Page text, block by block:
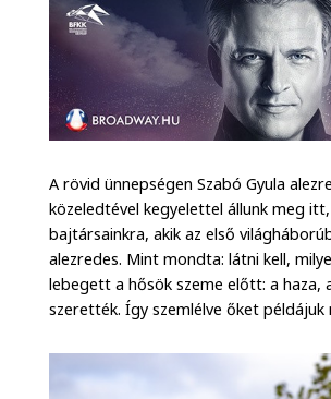
A rövid ünnepségen Szabó Gyula
közeledtével kegyelettel állunk meg
bajtársainkra, akik az első
alezredes. Mint mondta: látni kell,
lebegett a hősök szeme előtt: a haza,
szerették. Így szemlélve őket példájuk